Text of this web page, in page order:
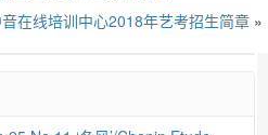
在线培训中心2018年艺考招生简章 »